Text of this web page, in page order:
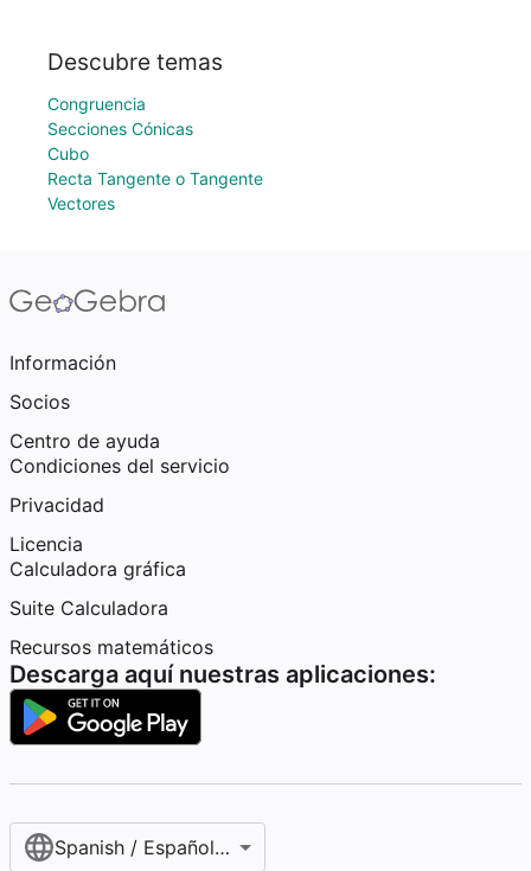
Descubre temas
Congruencia
Secciones Cónicas
Cubo
Recta Tangente o Tangente
Vectores
Información
Socios
Centro de ayuda
Condiciones del servicio
Privacidad
Licencia
Calculadora gráfica
Suite Calculadora
Recursos matemáticos
Descarga aquí nuestras aplicaciones:
Spanish / Español (internacional)